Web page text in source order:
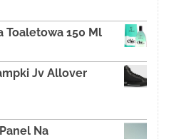
Toaletowa 150 Ml
Jv Allover
Na